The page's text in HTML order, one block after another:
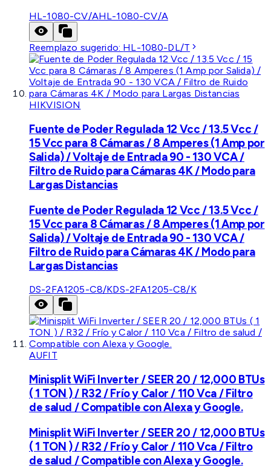
HL-1080-CV/AHL-1080-CV/A
Reemplazo sugerido: HL-1080-DL/T
HIKVISION
Fuente de Poder Regulada 12 Vcc / 13.5 Vcc /
15 Vcc para 8 Cámaras / 8 Amperes (1 Amp por
Salida) / Voltaje de Entrada 90 - 130 VCA /
Filtro de Ruido para Cámaras 4K / Modo para
Largas Distancias
Fuente de Poder Regulada 12 Vcc / 13.5 Vcc /
15 Vcc para 8 Cámaras / 8 Amperes (1 Amp por
Salida) / Voltaje de Entrada 90 - 130 VCA /
Filtro de Ruido para Cámaras 4K / Modo para
Largas Distancias
DS-2FA1205-C8/KDS-2FA1205-C8/K
AUFIT
Minisplit WiFi Inverter / SEER 20 / 12,000 BTUs
( 1 TON ) / R32 / Frío y Calor / 110 Vca / Filtro
de salud / Compatible con Alexa y Google.
Minisplit WiFi Inverter / SEER 20 / 12,000 BTUs
( 1 TON ) / R32 / Frío y Calor / 110 Vca / Filtro
de salud / Compatible con Alexa y Google.